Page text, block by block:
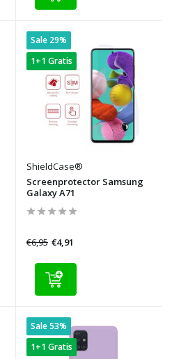
Sale 29%
1+1 Gratis
ShieldCase®
Screenprotector Samsung
Galaxy A71
€6,95 €4,91
Sale 53%
1+1 Gratis